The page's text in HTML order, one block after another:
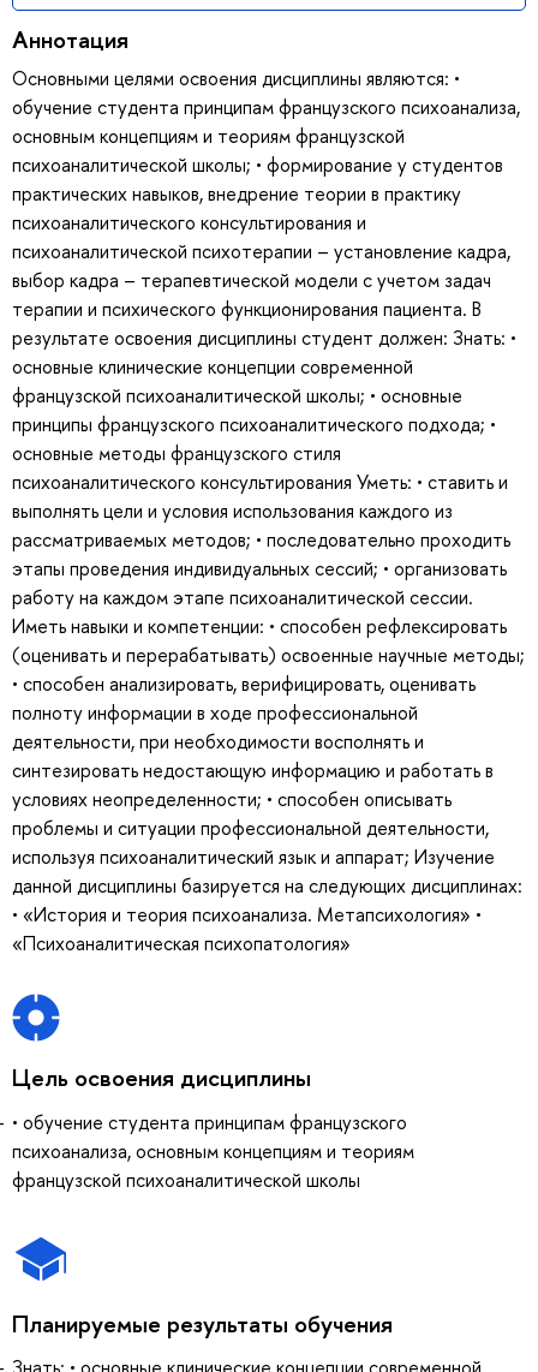
Аннотация
Основными целями освоения дисциплины являются: •
обучение студента принципам французского психоанализа,
основным концепциям и теориям французской
психоаналитической школы; • формирование у студентов
практических навыков, внедрение теории в практику
психоаналитического консультирования и
психоаналитической психотерапии – установление кадра,
выбор кадра – терапевтической модели с учетом задач
терапии и психического функционирования пациента. В
результате освоения дисциплины студент должен: Знать: •
основные клинические концепции современной
французской психоаналитической школы; • основные
принципы французского психоаналитического подхода; •
основные методы французского стиля
психоаналитического консультирования Уметь: • ставить и
выполнять цели и условия использования каждого из
рассматриваемых методов; • последовательно проходить
этапы проведения индивидуальных сессий; • организовать
работу на каждом этапе психоаналитической сессии.
Иметь навыки и компетенции: • способен рефлексировать
(оценивать и перерабатывать) освоенные научные методы;
• способен анализировать, верифицировать, оценивать
полноту информации в ходе профессиональной
деятельности, при необходимости восполнять и
синтезировать недостающую информацию и работать в
условиях неопределенности; • способен описывать
проблемы и ситуации профессиональной деятельности,
используя психоаналитический язык и аппарат; Изучение
данной дисциплины базируется на следующих дисциплинах:
• «История и теория психоанализа. Метапсихология» •
«Психоаналитическая психопатология»
Цель освоения дисциплины
• обучение студента принципам французского
психоанализа, основным концепциям и теориям
французской психоаналитической школы
Планируемые результаты обучения